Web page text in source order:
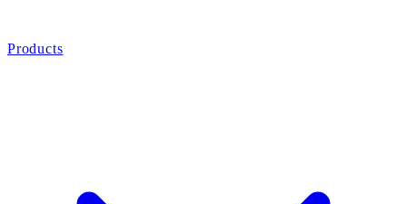
Products